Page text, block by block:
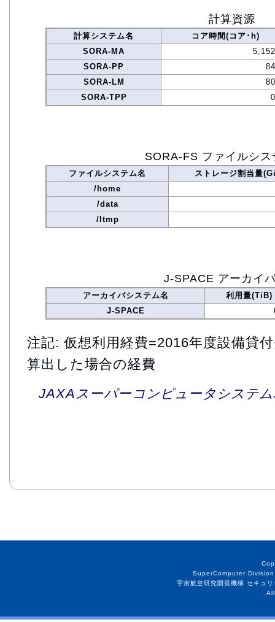
計算資源
計算システム名
コア時間(コア･h)
SORA-MA
SORA-PP
SORA-LM
SORA-TPP
SORA-FS ファイルシス
ファイルシステム名
ストレージ割当量
/home
/data
/ltmp
J-SPACE アーカイ
アーカイバシステム名
利用量(TiB)
J-SPACE
注記: 仮想利用経費=2016年度設備貸
算出した場合の経費
JAXAスーパーコンピュータシステ
SuperComputer
宇宙航空研究開発機構 セキュ